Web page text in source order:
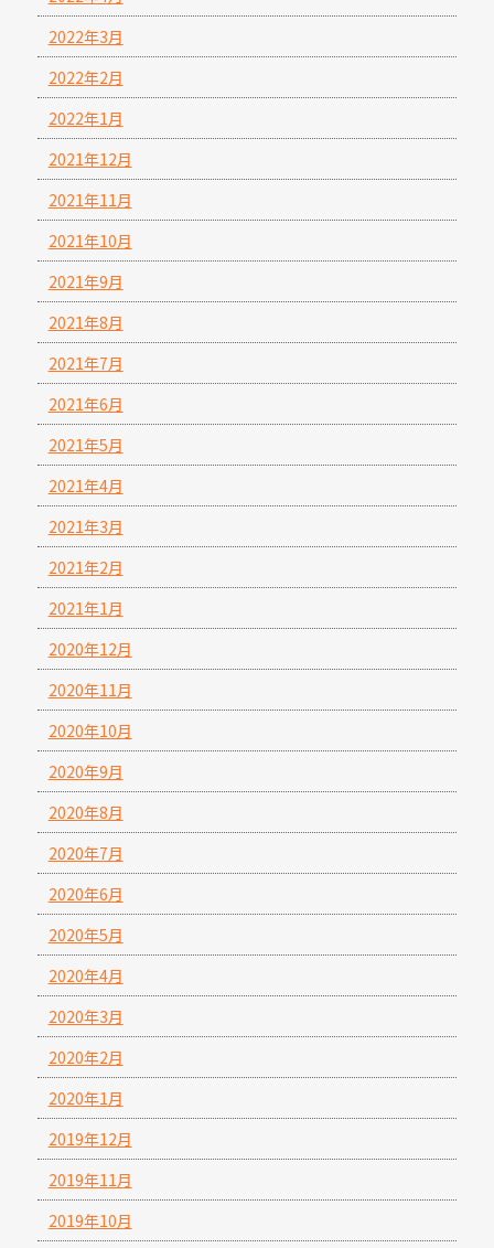
2022年3月
2022年2月
2022年1月
2021年12月
2021年11月
2021年10月
2021年9月
2021年8月
2021年7月
2021年6月
2021年5月
2021年4月
2021年3月
2021年2月
2021年1月
2020年12月
2020年11月
2020年10月
2020年9月
2020年8月
2020年7月
2020年6月
2020年5月
2020年4月
2020年3月
2020年2月
2020年1月
2019年12月
2019年11月
2019年10月